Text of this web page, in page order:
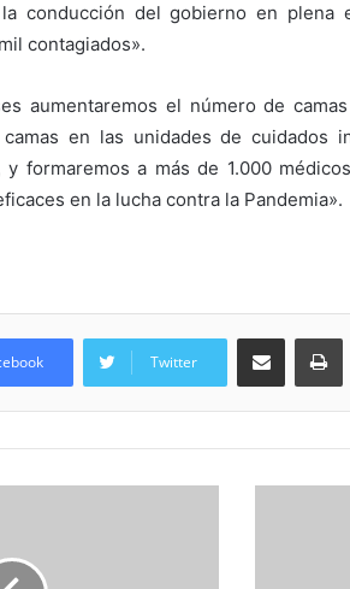
conducción del gobierno en plena
contagiados».
aumentaremos el número de
en las unidades de cuidados
y formaremos a más de 1.000
en la lucha contra la Pandemia».
Twitter
Compartir via Email